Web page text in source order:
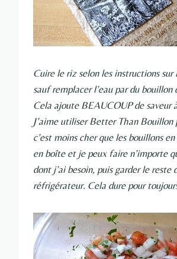
Cuire le riz selon les instructions sur
sauf remplacer l’eau par du bouillon
Cela ajoute BEAUCOUP de saveur
J’aime utiliser Better Than Bouillon
c’est moins cher que les bouillons
en boîte et je peux faire n’importe
dont j’ai besoin, puis garder le reste
réfrigérateur. Cela dure pour